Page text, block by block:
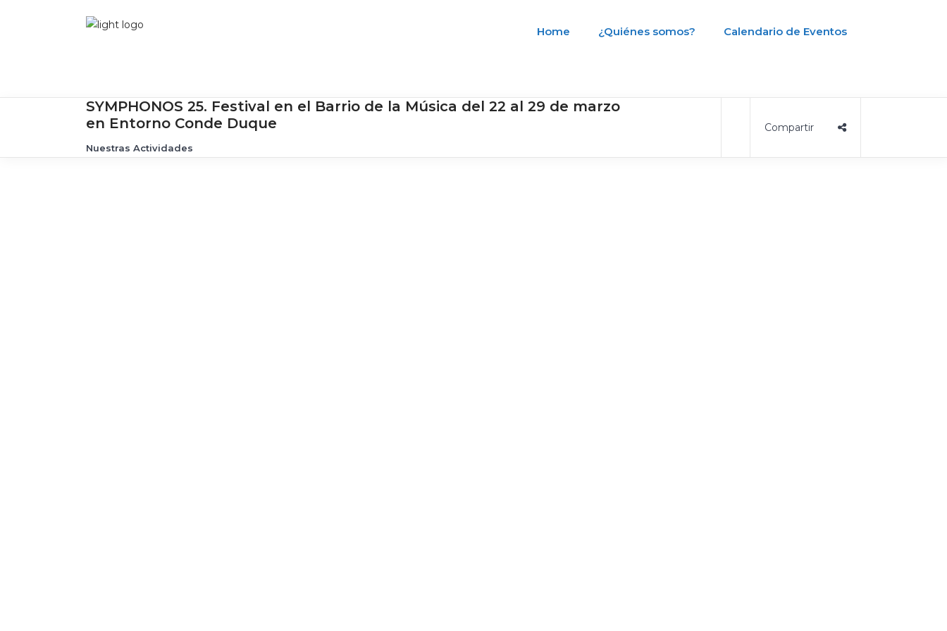
Home ¿Quiénes somos? Calendario de Eventos
SYMPHONOS 25. Festival en el Barrio de la Música del 22 al 29 de marzo
en Entorno Conde Duque
Nuestras Actividades